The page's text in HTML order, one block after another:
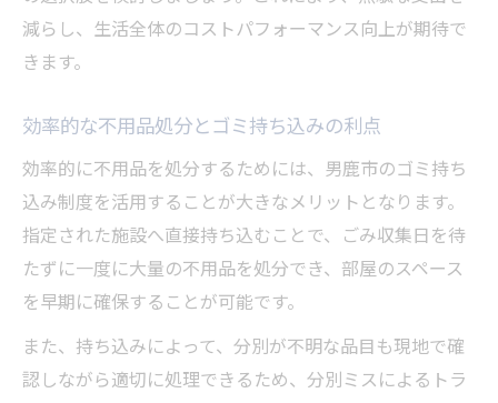
減らし、生活全体のコストパフォーマンス向上が期待で
きます。
効率的な不用品処分とゴミ持ち込みの利点
効率的に不用品を処分するためには、男鹿市のゴミ持ち
込み制度を活用することが大きなメリットとなります。
指定された施設へ直接持ち込むことで、ごみ収集日を待
たずに一度に大量の不用品を処分でき、部屋のスペース
を早期に確保することが可能です。
また、持ち込みによって、分別が不明な品目も現地で確
認しながら適切に処理できるため、分別ミスによるトラ